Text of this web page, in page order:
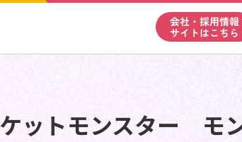
会社・採用情報
サイトはこちら
ットモンスター モ